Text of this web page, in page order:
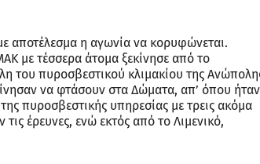
αποτέλεσμα η αγωνία να κορυφώνεται.
με τέσσερα άτομα ξεκίνησε από το
του πυροσβεστικού κλιμακίου της
να φτάσουν στα Δώματα, απ’ όπου ήταν
πυροσβεστικής υπηρεσίας με τρεις ακόμα
έρευνες, ενώ εκτός από το Λιμενικό,